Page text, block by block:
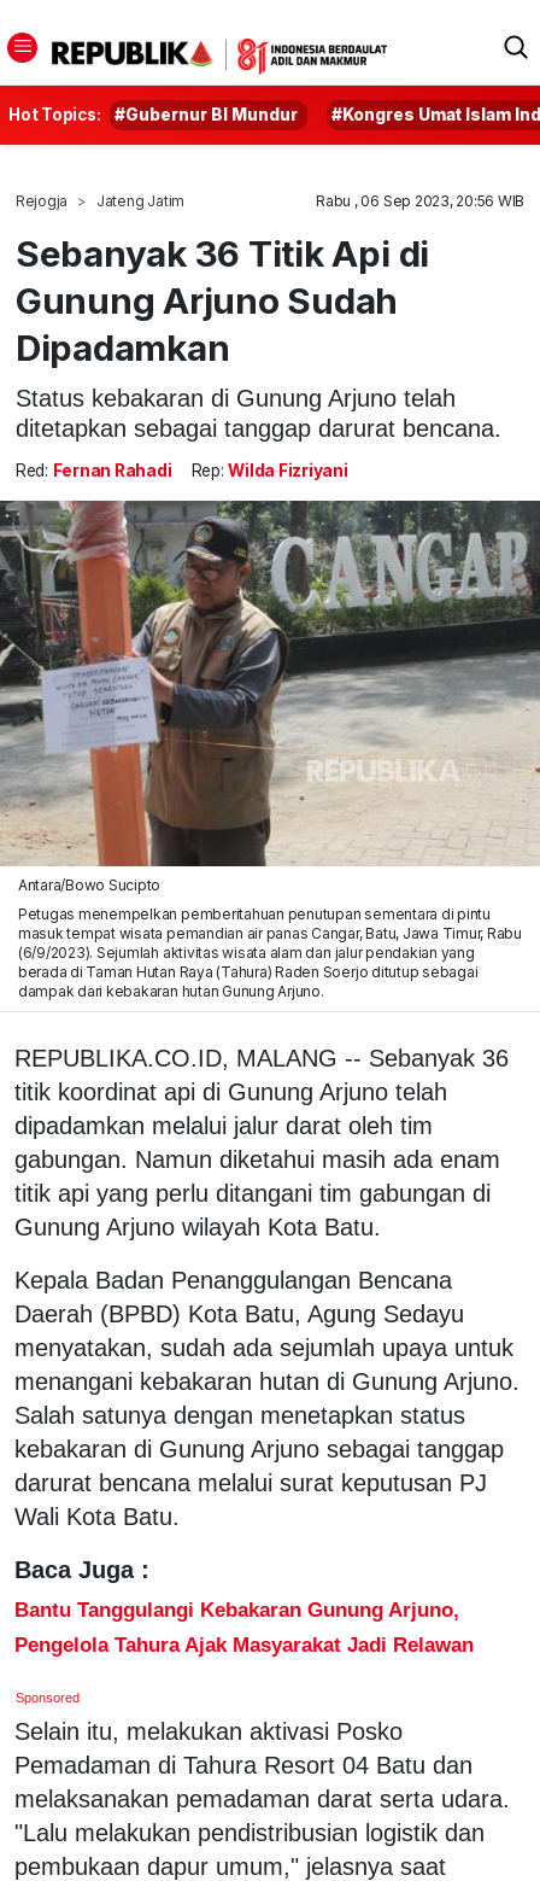
Hot Topics: #Gubernur BI Mundur #Kongres Umat Islam
Rejogja Jateng Jatim Rabu , 06 Sep 2023, 20:56 WIB
Sebanyak 36 Titik Api di
Gunung Arjuno Sudah
Dipadamkan
Status kebakaran di Gunung Arjuno telah
ditetapkan sebagai tanggap darurat bencana.
Red: Fernan Rahadi Rep: Wilda Fizriyani
Antara/Bowo Sucipto
Petugas menempelkan pemberitahuan penutupan sementara di pintu
masuk tempat wisata pemandian air panas Cangar, Batu, Jawa Timur, Rabu
(6/9/2023). Sejumlah aktivitas wisata alam dan jalur pendakian yang
berada di Taman Hutan Raya (Tahura) Raden Soerjo ditutup sebagai
dampak dari kebakaran hutan Gunung Arjuno.
REPUBLIKA.CO.ID, MALANG -- Sebanyak 36
titik koordinat api di Gunung Arjuno telah
dipadamkan melalui jalur darat oleh tim
gabungan. Namun diketahui masih ada enam
titik api yang perlu ditangani tim gabungan di
Gunung Arjuno wilayah Kota Batu.
Kepala Badan Penanggulangan Bencana
Daerah (BPBD) Kota Batu, Agung Sedayu
menyatakan, sudah ada sejumlah upaya untuk
menangani kebakaran hutan di Gunung Arjuno.
Salah satunya dengan menetapkan status
kebakaran di Gunung Arjuno sebagai tanggap
darurat bencana melalui surat keputusan PJ
Wali Kota Batu.
Baca Juga :
Bantu Tanggulangi Kebakaran Gunung Arjuno,
Pengelola Tahura Ajak Masyarakat Jadi Relawan
Sponsored
Selain itu, melakukan aktivasi Posko
Pemadaman di Tahura Resort 04 Batu dan
melaksanakan pemadaman darat serta udara.
"Lalu melakukan pendistribusian logistik dan
pembukaan dapur umum," jelasnya saat